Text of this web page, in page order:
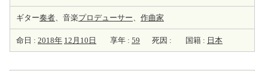
ギター奏者、音楽プロデューサー、 作曲家
命日 : 2018年 12月10日 享年 : 59 死因 : 国籍 : 日本